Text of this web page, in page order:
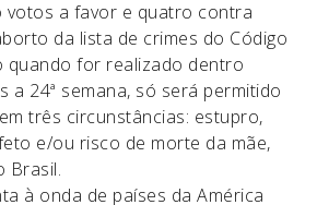
votos a favor e quatro contra
da lista de crimes do Código
quando for realizado dentro
a 24ª semana, só será permitido
três circunstâncias: estupro,
e/ou risco de morte da mãe,
Brasil.
à onda de países da América